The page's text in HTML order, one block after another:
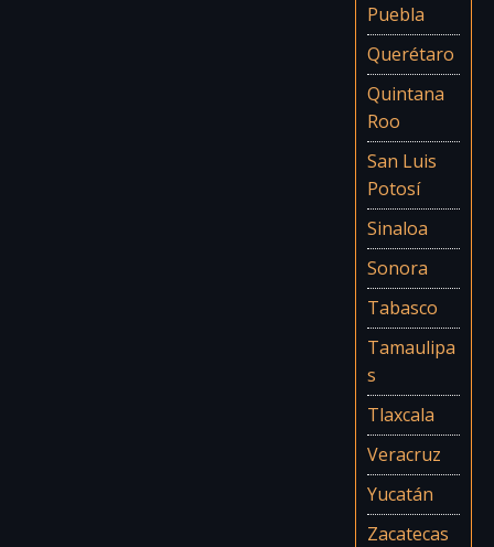
Puebla
Querétaro
Quintana
Roo
San Luis
Potosí
Sinaloa
Sonora
Tabasco
Tamaulipa
s
Tlaxcala
Veracruz
Yucatán
Zacatecas